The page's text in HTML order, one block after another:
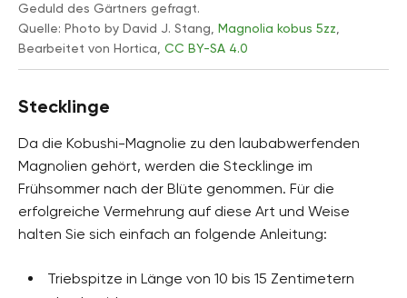
Geduld des Gärtners gefragt.
Quelle: Photo by David J. Stang, Magnolia kobus 5zz
Bearbeitet von Hortica, CC BY-SA 4.0
Stecklinge
Da die Kobushi-Magnolie zu den laubabwerfenden
Magnolien gehört, werden die Stecklinge im
Frühsommer nach der Blüte genommen. Für die
erfolgreiche Vermehrung auf diese Art und Weise
halten Sie sich einfach an folgende Anleitung:
Triebspitze in Länge von 10 bis 15 Zentimetern